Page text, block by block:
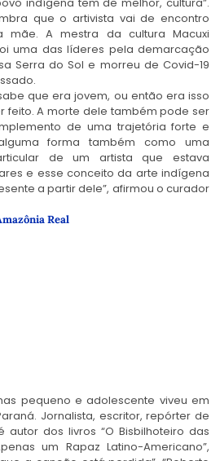
que o artivista vai de encontro
mãe. A mestra da cultura Macuxi
uma das líderes pela demarcação
Serra do Sol e morreu de Covid-19
que era jovem, ou então era isso
feito. A morte dele também pode ser
de uma trajetória forte e
forma também como uma
de um artista que estava
e esse conceito da arte indígena
a partir dele”, afirmou o curador
Real
pequeno e adolescente viveu em
Jornalista, escritor, repórter de
dos livros “O Bisbilhoteiro das
um Rapaz Latino-Americano”,